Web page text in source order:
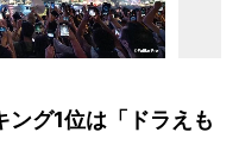
グ1位は「ドラえも